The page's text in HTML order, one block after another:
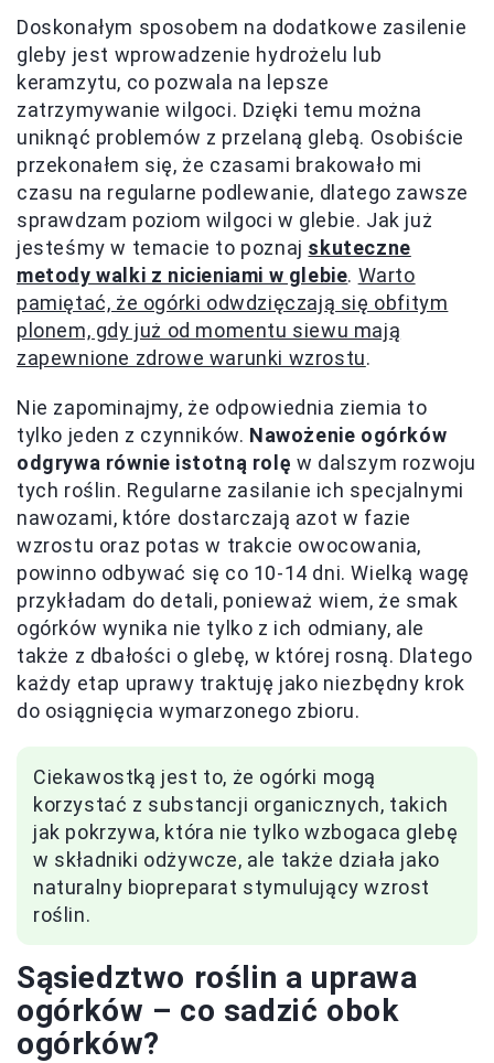
Doskonałym sposobem na dodatkowe zasilenie
gleby jest wprowadzenie hydrożelu lub
keramzytu, co pozwala na lepsze
zatrzymywanie wilgoci. Dzięki temu można
uniknąć problemów z przelaną glebą. Osobiście
przekonałem się, że czasami brakowało mi
czasu na regularne podlewanie, dlatego zawsze
sprawdzam poziom wilgoci w glebie. Jak już
jesteśmy w temacie to poznaj skuteczne
metody walki z nicieniami w glebie. Warto
pamiętać, że ogórki odwdzięczają się obfitym
plonem, gdy już od momentu siewu mają
zapewnione zdrowe warunki wzrostu.
Nie zapominajmy, że odpowiednia ziemia to
tylko jeden z czynników. Nawożenie ogórków
odgrywa równie istotną rolę w dalszym rozwoju
tych roślin. Regularne zasilanie ich specjalnymi
nawozami, które dostarczają azot w fazie
wzrostu oraz potas w trakcie owocowania,
powinno odbywać się co 10-14 dni. Wielką wagę
przykładam do detali, ponieważ wiem, że smak
ogórków wynika nie tylko z ich odmiany, ale
także z dbałości o glebę, w której rosną. Dlatego
każdy etap uprawy traktuję jako niezbędny krok
do osiągnięcia wymarzonego zbioru.
Ciekawostką jest to, że ogórki mogą
korzystać z substancji organicznych, takich
jak pokrzywa, która nie tylko wzbogaca glebę
w składniki odżywcze, ale także działa jako
naturalny biopreparat stymulujący wzrost
roślin.
Sąsiedztwo roślin a uprawa
ogórków – co sadzić obok
ogórków?